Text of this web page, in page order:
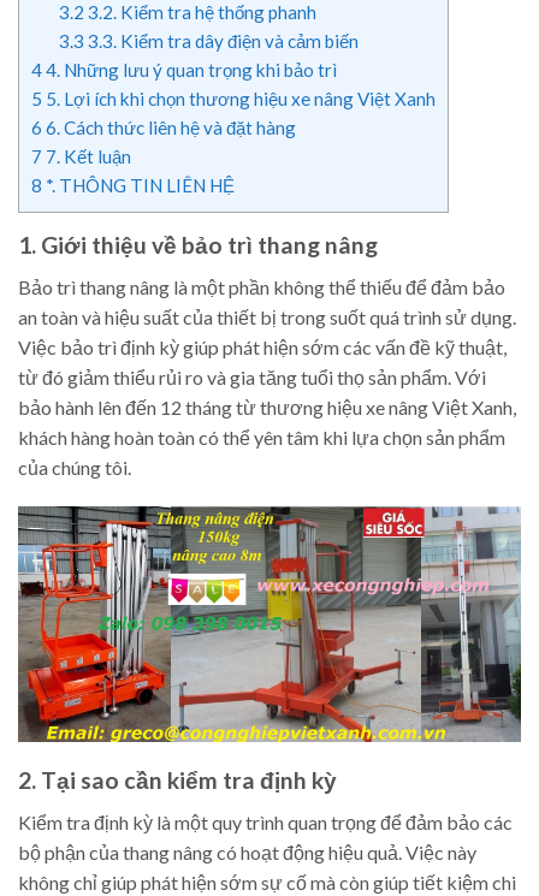
3.2 3.2. Kiểm tra hệ thống phanh
3.3 3.3. Kiểm tra dây điện và cảm biến
44. Những lưu ý quan trọng khi bảo trì
5 5. Lợi ích khi chọn thương hiệu xe nâng Việt Xanh
6 6. Cách thức liên hệ và đặt hàng
7 7. Kết luận
8 *. THÔNG TIN LIÊN HỆ
1. Giới thiệu về bảo trì thang nâng
Bảo trì thang nâng là một phần không thể thiếu để đảm bảo
an toàn và hiệu suất của thiết bị trong suốt quá trình sử dụng.
Việc bảo trì định kỳ giúp phát hiện sớm các vấn đề kỹ thuật,
từ đó giảm thiểu rủi ro và gia tăng tuổi thọ sản phẩm. Với
bảo hành lên đến 12 tháng từ thương hiệu xe nâng Việt Xanh,
khách hàng hoàn toàn có thể yên tâm khi lựa chọn sản phẩm
của chúng tôi.
2. Tại sao cần kiểm tra định kỳ
Kiểm tra định kỳ là một quy trình quan trọng để đảm bảo các
bộ phận của thang nâng có hoạt động hiệu quả. Việc này
không chỉ giúp phát hiện sớm sự cố mà còn giúp tiết kiệm chi